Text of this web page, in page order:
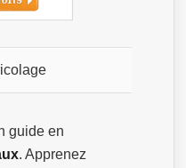
guide en
. Apprenez